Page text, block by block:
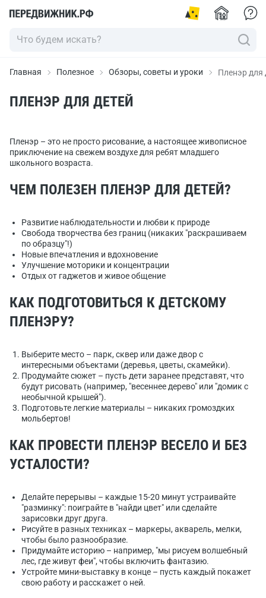
Главная Полезное Обзоры, советы и уроки Пленэр для
ПЛЕНЭР ДЛЯ ДЕТЕЙ
Пленэр – это не просто рисование, а настоящее живописное
приключение на свежем воздухе для ребят младшего
школьного возраста.
ЧЕМ ПОЛЕЗЕН ПЛЕНЭР ДЛЯ ДЕТЕЙ?
Развитие наблюдательности и любви к природе
Свобода творчества без границ (никаких "раскрашиваем
по образцу"!)
Новые впечатления и вдохновение
Улучшение моторики и концентрации
Отдых от гаджетов и живое общение
КАК ПОДГОТОВИТЬСЯ К ДЕТСКОМУ
ПЛЕНЭРУ?
Выберите место – парк, сквер или даже двор с
интересными объектами (деревья, цветы, скамейки).
Продумайте сюжет – пусть дети заранее представят, что
будут рисовать (например, "весеннее дерево" или "домик с
необычной крышей").
Подготовьте легкие материалы – никаких громоздких
мольбертов!
КАК ПРОВЕСТИ ПЛЕНЭР ВЕСЕЛО И БЕЗ
УСТАЛОСТИ?
Делайте перерывы – каждые 15-20 минут устраивайте
"разминку": поиграйте в "найди цвет" или сделайте
зарисовки друг друга.
Рисуйте в разных техниках – маркеры, акварель, мелки,
чтобы было разнообразие.
Придумайте историю – например, "мы рисуем волшебный
лес, где живут феи", чтобы включить фантазию.
Устройте мини-выставку в конце – пусть каждый покажет
свою работу и расскажет о ней.